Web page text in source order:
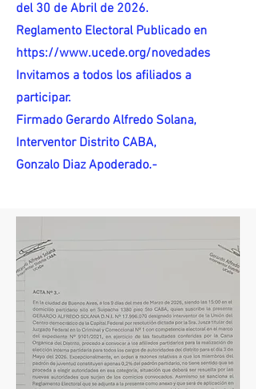
del 30 de Abril de 2026.
Reglamento Electoral Publicado en
https://www.ucede.org/novedades
Invitamos a todos los afiliados a
participar.
Firmado Gerardo Alfredo Solana,
Interventor Distrito CABA,
Gonzalo Diaz Apoderado.-